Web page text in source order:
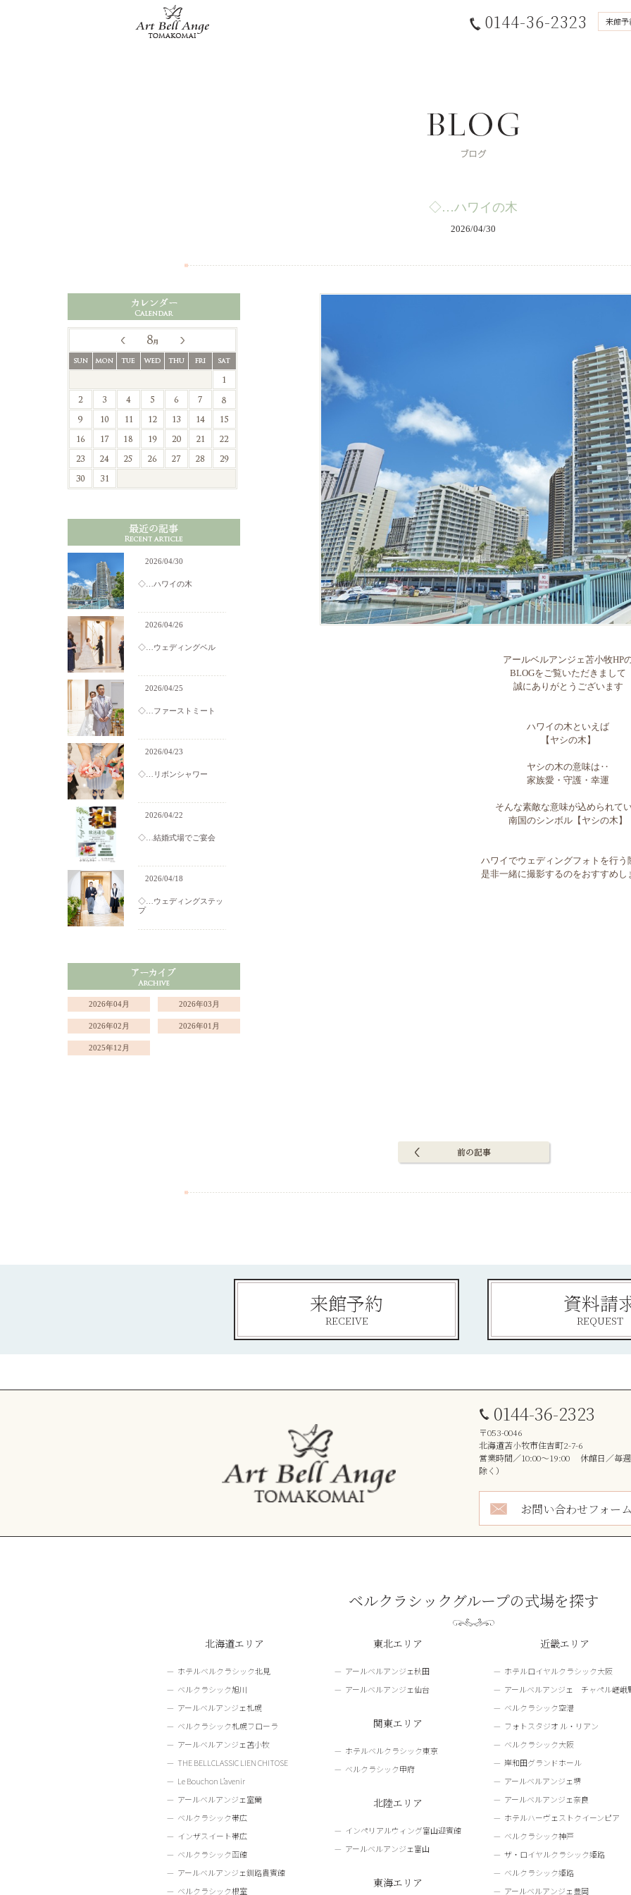
0144-36-2323 来館予
◇…ハワイの木
2026/04/30
2026/04/30
◇…ハワイの木
2026/04/26
◇…ウェディングベル
2026/04/25
◇…ファーストミート
2026/04/23
◇…リボンシャワー
2026/04/22
◇…結婚式場でご宴会
2026/04/18
◇…ウェディングステッ
プ
2026年04月 2026年03月
2026年02月 2026年01月
2025年12月
アールベルアンジェ苫小牧HP
BLOGをご覧いただきまして
誠にありがとうございます
ハワイの木といえば
【ヤシの木】
ヤシの木の意味は‥
家族愛・守護・幸運
そんな素敵な意味が込められて
南国のシンボル【ヤシの木】
ハワイでウェディングフォトを行う
是非一緒に撮影するのをおすすめし
来館予約
RECEIVE
資料請
REQUEST
0144-36-2323
〒053-0046
北海道苫小牧市住吉町2-7-6
営業時間／10:00～19:00 休館日／毎
除く）
お問い合わせフォーム
ベルクラシックグループの式場を探す
北海道エリア
ホテルベルクラシック北見
ベルクラシック旭川
アールベルアンジェ札幌
ベルクラシック札幌フローラ
アールベルアンジェ苫小牧
THE BELLCLASSIC LIEN CHITOSE
Le Bouchon L’avenir
アールベルアンジェ室蘭
ベルクラシック帯広
インザスイート帯広
ベルクラシック函館
アールベルアンジェ釧路貴賓館
ベルクラシック根室
東北エリア
アールベルアンジェ秋田
アールベルアンジェ仙台
関東エリア
ホテルベルクラシック東京
ベルクラシック甲府
北陸エリア
インペリアルウィング富山迎賓館
アールベルアンジェ富山
東海エリア
近畿エリア
ホテルロイヤルクラシック大阪
アールベルアンジェ チャペル嵯峨
ベルクラシック空港
フォトスタジオ ル・リアン
ベルクラシック大阪
岸和田グランドホール
アールベルアンジェ堺
アールベルアンジェ奈良
ホテルハーヴェストクイーンピア
ベルクラシック神戸
ザ・ロイヤルクラシック姫路
ベルクラシック姫路
アールベルアンジェ豊岡